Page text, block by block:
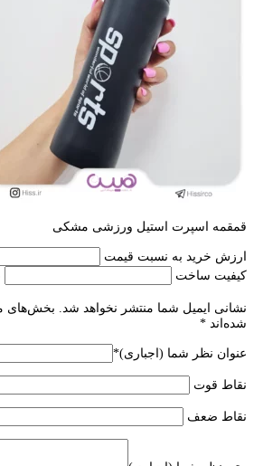
قمقمه اسپرت استیل ورزشی مشکی
ارزش خرید به نسبت قیمت
کیفیت ساخت
نشانی ایمیل شما منتشر نخواهد شد.
بخش‌های
شده‌اند *
عنوان نظر شما (اجباری)*
نقاط قوت
نقاط ضعف